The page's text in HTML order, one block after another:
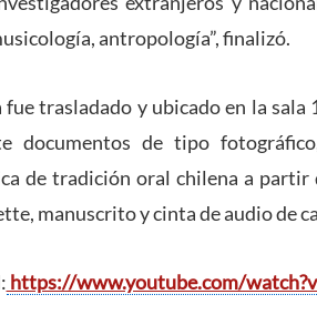
antropología”, finalizó.
trasladado y ubicado en la
documentos de tipo
de tradición oral chilena a partir
manuscrito y cinta de audio de
https://www.youtube.com/